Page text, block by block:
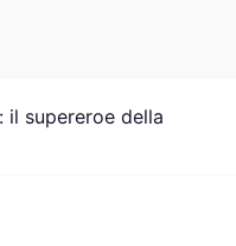
il supereroe della